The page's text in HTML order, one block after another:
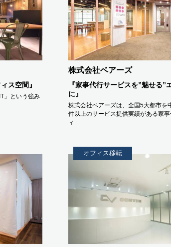
ス空間』
」という強み
株式会社ベアーズ
『家事代行サービスを”魅せる”
に』
株式会社ベアーズは、全国5大都市を
件以上のサービス提供実績がある家
ィ…
オフィス移転